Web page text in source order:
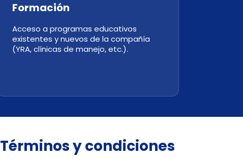
Formación
Acceso a programas educativos
existentes y nuevos de la compañía
(YRA, clínicas de manejo, etc.).
Términos y condiciones